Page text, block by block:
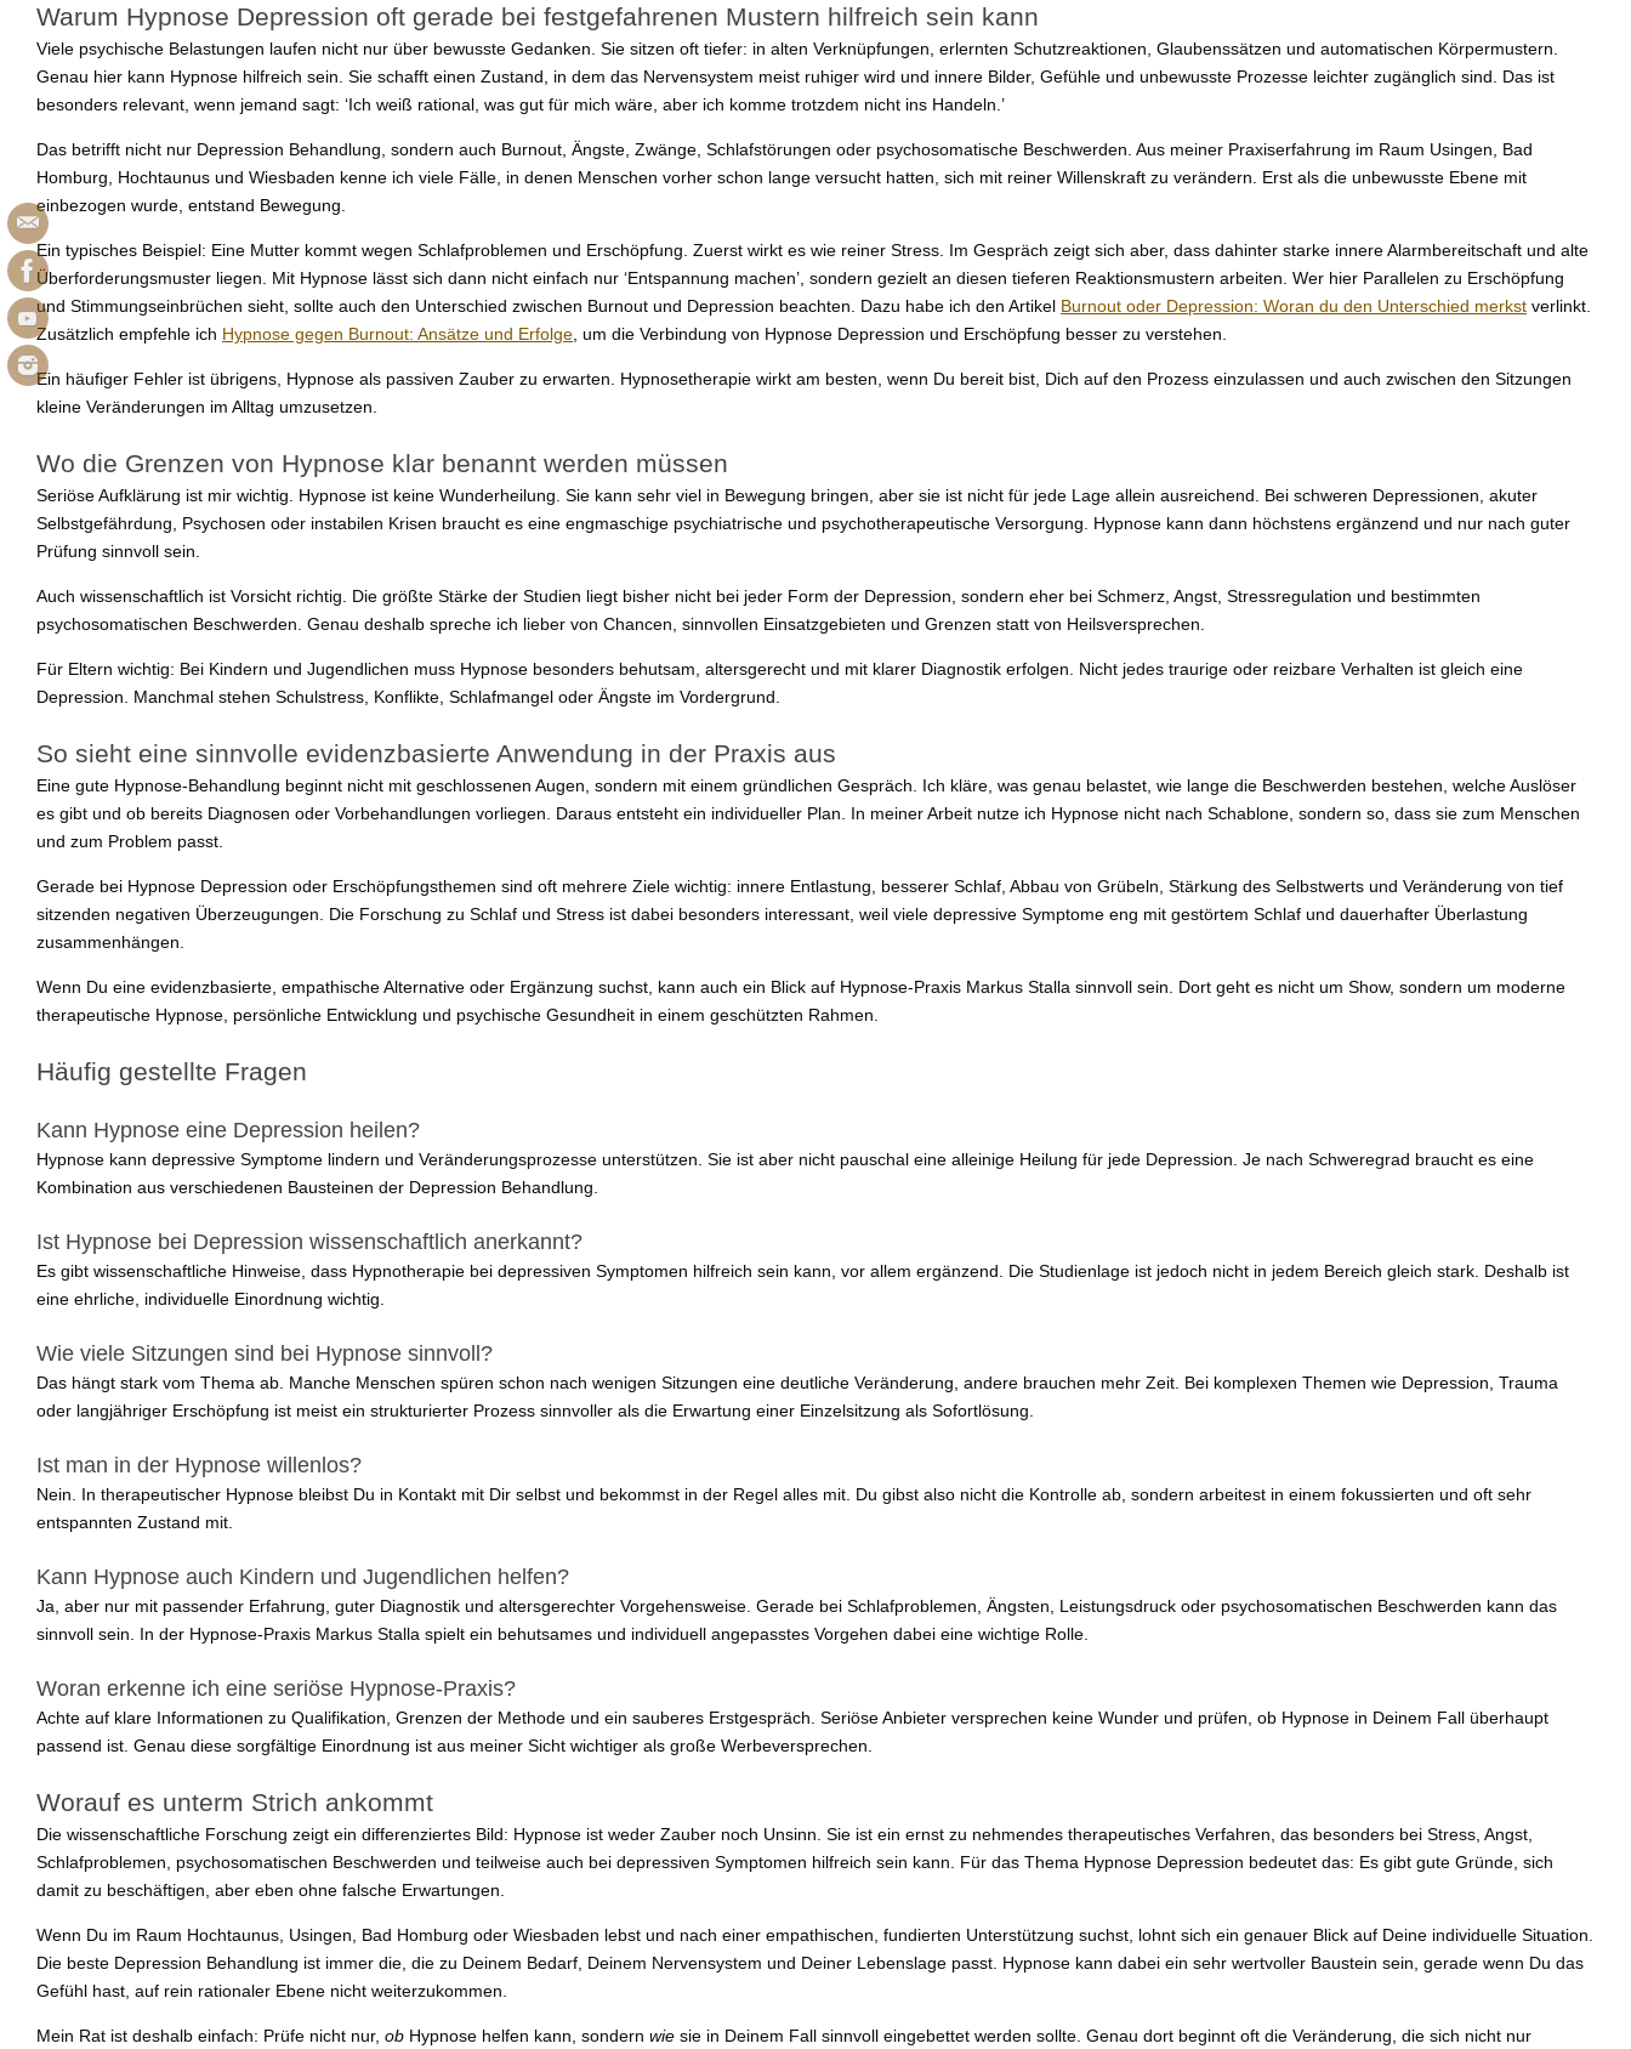
Warum Hypnose Depression oft gerade bei festgefahrenen Mustern hilfreich sein kann
Viele psychische Belastungen laufen nicht nur über bewusste Gedanken. Sie sitzen oft tiefer: in alten Verknüpfungen, erlernten Schutzreaktionen, Glaubenssätzen und automatischen Körpermustern.
Genau hier kann Hypnose hilfreich sein. Sie schafft einen Zustand, in dem das Nervensystem meist ruhiger wird und innere Bilder, Gefühle und unbewusste Prozesse leichter zugänglich sind. Das ist
besonders relevant, wenn jemand sagt: ‘Ich weiß rational, was gut für mich wäre, aber ich komme trotzdem nicht ins Handeln.’
Das betrifft nicht nur Depression Behandlung, sondern auch Burnout, Ängste, Zwänge, Schlafstörungen oder psychosomatische Beschwerden. Aus meiner Praxiserfahrung im Raum Usingen, Bad
Homburg, Hochtaunus und Wiesbaden kenne ich viele Fälle, in denen Menschen vorher schon lange versucht hatten, sich mit reiner Willenskraft zu verändern. Erst als die unbewusste Ebene mit
einbezogen wurde, entstand Bewegung.
Ein typisches Beispiel: Eine Mutter kommt wegen Schlafproblemen und Erschöpfung. Zuerst wirkt es wie reiner Stress. Im Gespräch zeigt sich aber, dass dahinter starke innere Alarmbereitschaft und alte
Überforderungsmuster liegen. Mit Hypnose lässt sich dann nicht einfach nur ‘Entspannung machen’, sondern gezielt an diesen tieferen Reaktionsmustern arbeiten. Wer hier Parallelen zu Erschöpfung
und Stimmungseinbrüchen sieht, sollte auch den Unterschied zwischen Burnout und Depression beachten. Dazu habe ich den Artikel Burnout oder Depression: Woran du den Unterschied merkst verlinkt.
Zusätzlich empfehle ich Hypnose gegen Burnout: Ansätze und Erfolge , um die Verbindung von Hypnose Depression und Erschöpfung besser zu verstehen.
Ein häufiger Fehler ist übrigens, Hypnose als passiven Zauber zu erwarten. Hypnosetherapie wirkt am besten, wenn Du bereit bist, Dich auf den Prozess einzulassen und auch zwischen den Sitzungen
kleine Veränderungen im Alltag umzusetzen.
Wo die Grenzen von Hypnose klar benannt werden müssen
Seriöse Aufklärung ist mir wichtig. Hypnose ist keine Wunderheilung. Sie kann sehr viel in Bewegung bringen, aber sie ist nicht für jede Lage allein ausreichend. Bei schweren Depressionen, akuter
Selbstgefährdung, Psychosen oder instabilen Krisen braucht es eine engmaschige psychiatrische und psychotherapeutische Versorgung. Hypnose kann dann höchstens ergänzend und nur nach guter
Prüfung sinnvoll sein.
Auch wissenschaftlich ist Vorsicht richtig. Die größte Stärke der Studien liegt bisher nicht bei jeder Form der Depression, sondern eher bei Schmerz, Angst, Stressregulation und bestimmten
psychosomatischen Beschwerden. Genau deshalb spreche ich lieber von Chancen, sinnvollen Einsatzgebieten und Grenzen statt von Heilsversprechen.
Für Eltern wichtig: Bei Kindern und Jugendlichen muss Hypnose besonders behutsam, altersgerecht und mit klarer Diagnostik erfolgen. Nicht jedes traurige oder reizbare Verhalten ist gleich eine
Depression. Manchmal stehen Schulstress, Konflikte, Schlafmangel oder Ängste im Vordergrund.
So sieht eine sinnvolle evidenzbasierte Anwendung in der Praxis aus
Eine gute Hypnose-Behandlung beginnt nicht mit geschlossenen Augen, sondern mit einem gründlichen Gespräch. Ich kläre, was genau belastet, wie lange die Beschwerden bestehen, welche Auslöser
es gibt und ob bereits Diagnosen oder Vorbehandlungen vorliegen. Daraus entsteht ein individueller Plan. In meiner Arbeit nutze ich Hypnose nicht nach Schablone, sondern so, dass sie zum Menschen
und zum Problem passt.
Gerade bei Hypnose Depression oder Erschöpfungsthemen sind oft mehrere Ziele wichtig: innere Entlastung, besserer Schlaf, Abbau von Grübeln, Stärkung des Selbstwerts und Veränderung von tief
sitzenden negativen Überzeugungen. Die Forschung zu Schlaf und Stress ist dabei besonders interessant, weil viele depressive Symptome eng mit gestörtem Schlaf und dauerhafter Überlastung
zusammenhängen.
Wenn Du eine evidenzbasierte, empathische Alternative oder Ergänzung suchst, kann auch ein Blick auf Hypnose-Praxis Markus Stalla sinnvoll sein. Dort geht es nicht um Show, sondern um moderne
therapeutische Hypnose, persönliche Entwicklung und psychische Gesundheit in einem geschützten Rahmen.
Häufig gestellte Fragen
Kann Hypnose eine Depression heilen?
Hypnose kann depressive Symptome lindern und Veränderungsprozesse unterstützen. Sie ist aber nicht pauschal eine alleinige Heilung für jede Depression. Je nach Schweregrad braucht es eine
Kombination aus verschiedenen Bausteinen der Depression Behandlung.
Ist Hypnose bei Depression wissenschaftlich anerkannt?
Es gibt wissenschaftliche Hinweise, dass Hypnotherapie bei depressiven Symptomen hilfreich sein kann, vor allem ergänzend. Die Studienlage ist jedoch nicht in jedem Bereich gleich stark. Deshalb ist
eine ehrliche, individuelle Einordnung wichtig.
Wie viele Sitzungen sind bei Hypnose sinnvoll?
Das hängt stark vom Thema ab. Manche Menschen spüren schon nach wenigen Sitzungen eine deutliche Veränderung, andere brauchen mehr Zeit. Bei komplexen Themen wie Depression, Trauma
oder langjähriger Erschöpfung ist meist ein strukturierter Prozess sinnvoller als die Erwartung einer Einzelsitzung als Sofortlösung.
Ist man in der Hypnose willenlos?
Nein. In therapeutischer Hypnose bleibst Du in Kontakt mit Dir selbst und bekommst in der Regel alles mit. Du gibst also nicht die Kontrolle ab, sondern arbeitest in einem fokussierten und oft sehr
entspannten Zustand mit.
Kann Hypnose auch Kindern und Jugendlichen helfen?
Ja, aber nur mit passender Erfahrung, guter Diagnostik und altersgerechter Vorgehensweise. Gerade bei Schlafproblemen, Ängsten, Leistungsdruck oder psychosomatischen Beschwerden kann das
sinnvoll sein. In der Hypnose-Praxis Markus Stalla spielt ein behutsames und individuell angepasstes Vorgehen dabei eine wichtige Rolle.
Woran erkenne ich eine seriöse Hypnose-Praxis?
Achte auf klare Informationen zu Qualifikation, Grenzen der Methode und ein sauberes Erstgespräch. Seriöse Anbieter versprechen keine Wunder und prüfen, ob Hypnose in Deinem Fall überhaupt
passend ist. Genau diese sorgfältige Einordnung ist aus meiner Sicht wichtiger als große Werbeversprechen.
Worauf es unterm Strich ankommt
Die wissenschaftliche Forschung zeigt ein differenziertes Bild: Hypnose ist weder Zauber noch Unsinn. Sie ist ein ernst zu nehmendes therapeutisches Verfahren, das besonders bei Stress, Angst,
Schlafproblemen, psychosomatischen Beschwerden und teilweise auch bei depressiven Symptomen hilfreich sein kann. Für das Thema Hypnose Depression bedeutet das: Es gibt gute Gründe, sich
damit zu beschäftigen, aber eben ohne falsche Erwartungen.
Wenn Du im Raum Hochtaunus, Usingen, Bad Homburg oder Wiesbaden lebst und nach einer empathischen, fundierten Unterstützung suchst, lohnt sich ein genauer Blick auf Deine individuelle Situation.
Die beste Depression Behandlung ist immer die, die zu Deinem Bedarf, Deinem Nervensystem und Deiner Lebenslage passt. Hypnose kann dabei ein sehr wertvoller Baustein sein, gerade wenn Du das
Gefühl hast, auf rein rationaler Ebene nicht weiterzukommen.
Mein Rat ist deshalb einfach: Prüfe nicht nur, ob Hypnose helfen kann, sondern wie sie in Deinem Fall sinnvoll eingebettet werden sollte. Genau dort beginnt oft die Veränderung, die sich nicht nur